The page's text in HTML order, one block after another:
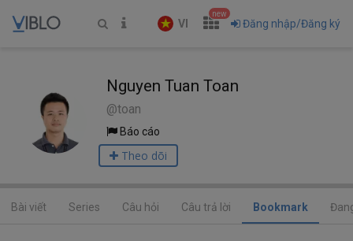
VI
new
Đăng nhập/Đăng ký
Nguyen Tuan Toan
@toan
Báo cáo
Theo dõi
Bài viết Series Câu hỏi Câu trả lời Bookmark